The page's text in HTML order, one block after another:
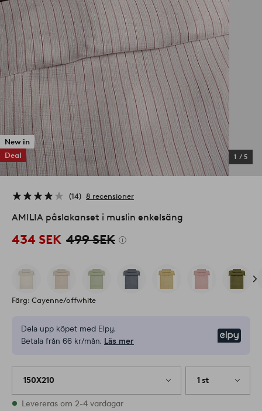
New in
Deal
1 / 5
14 8 recensioner
AMILIA påslakanset i muslin enkelsäng
434 SEK 499 SEK
Färg: Cayenne/offwhite
Dela upp köpet med Elpy.
Betala från 66 kr/mån. Läs mer
150X210 1 st
I lager
Levereras om 2-4 vardagar